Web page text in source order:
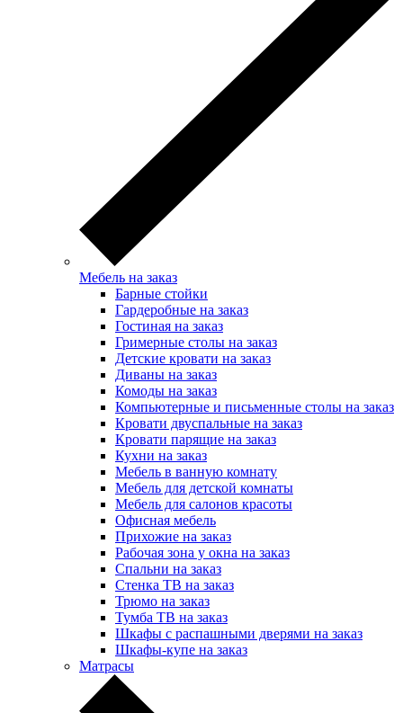
Мебель на заказ
Барные стойки
Гардеробные на заказ
Гостиная на заказ
Гримерные столы на заказ
Детские кровати на заказ
Диваны на заказ
Комоды на заказ
Компьютерные и письменные столы на заказ
Кровати двуспальные на заказ
Кровати парящие на заказ
Кухни на заказ
Мебель в ванную комнату
Мебель для детской комнаты
Мебель для салонов красоты
Офисная мебель
Прихожие на заказ
Рабочая зона у окна на заказ
Спальни на заказ
Стенка ТВ на заказ
Трюмо на заказ
Тумба ТВ на заказ
Шкафы с распашными дверями на заказ
Шкафы-купе на заказ
Матрасы